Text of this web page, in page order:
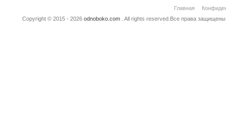
Главная
Copyright © 2015 - 2026 odnoboko.com. All rights reserved.Все права защищены.